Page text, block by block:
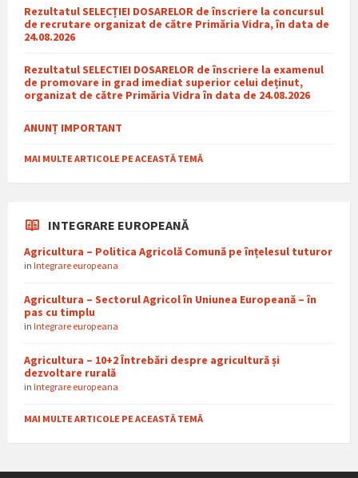
Rezultatul SELECȚIEI DOSARELOR de înscriere la concursul
de recrutare organizat de către Primăria Vidra, în data de
24.08.2026
Rezultatul SELECTIEI DOSARELOR de înscriere la examenul
de promovare in grad imediat superior celui deținut,
organizat de către Primăria Vidra în data de 24.08.2026
ANUNȚ IMPORTANT
MAI MULTE ARTICOLE PE ACEASTĂ TEMĂ
INTEGRARE EUROPEANĂ
Agricultura – Politica Agricolă Comună pe înțelesul tuturor
in Integrare europeana
Agricultura – Sectorul Agricol în Uniunea Europeană – în
pas cu timplu
in Integrare europeana
Agricultura – 10+2 Întrebări despre agricultură și
dezvoltare rurală
in Integrare europeana
MAI MULTE ARTICOLE PE ACEASTĂ TEMĂ